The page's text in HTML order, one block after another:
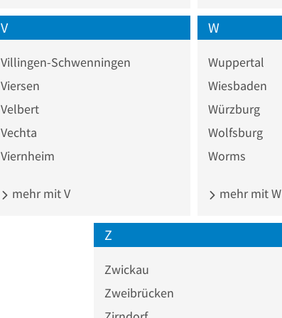
V
Villingen-Schwenningen
Viersen
Velbert
Vechta
Viernheim
mehr mit V
W
Wuppertal
Wiesbaden
Würzburg
Wolfsburg
Worms
mehr mit W
Z
Zwickau
Zweibrücken